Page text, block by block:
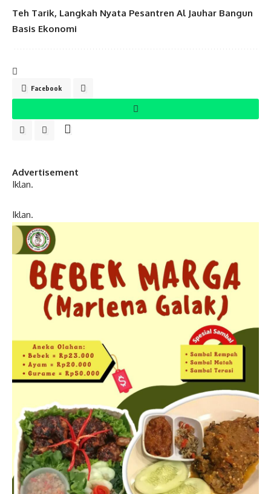
Teh Tarik, Langkah Nyata Pesantren Al Jauhar Bangun
Basis Ekonomi
Facebook
Advertisement
Iklan.
Iklan.